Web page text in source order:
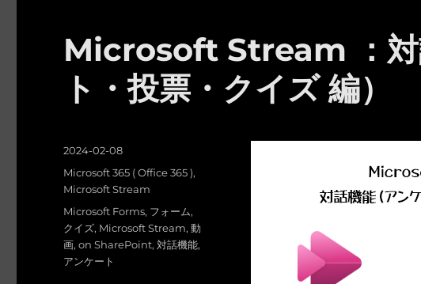
Microsoft Stream ：対
ト・投票・クイズ 編）
投
日:
2024-02-08
カ
テ
リ
ー
Microsoft 365 ( Office 365 ),
Microsoft Stream
タ
グ
Microsoft Forms, フォーム,
クイズ, Microsoft Stream,動
画,on SharePoint,対話機能,
アンケート